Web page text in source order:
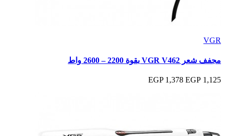
VGR
مجفف شعر VGR V462 بقوة 2200 – 2600 واط
1,125 EGP
1,378 EGP